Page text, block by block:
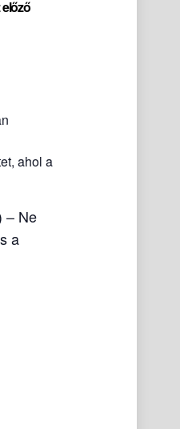
ahol a
– Ne
a